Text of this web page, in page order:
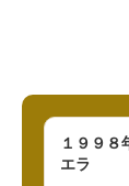
１９９８
エラ